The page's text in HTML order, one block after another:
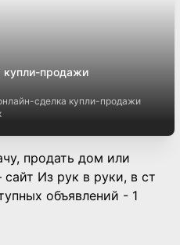
купли-продажи
сделка купли-продажи
продать дом или
сайт Из рук в руки, в ст
объявлений - 1